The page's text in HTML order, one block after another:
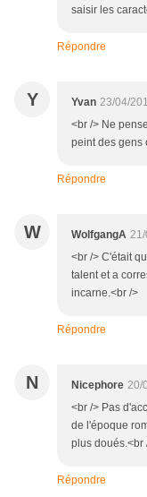
saisir les
Répondre
Y Yvan 23/04/
<br /> Ne
peint des gens
Répondre
W WolfgangA
<br /> C'était
talent et a
incarne.<br />
Répondre
N Nicephore 20/
<br /> Pas
de l'époque
plus doués.<br
Répondre